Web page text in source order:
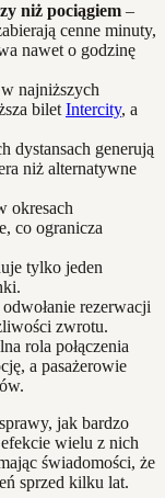
niż pociągiem –
cenne minuty,
nawet o godzinę
najniższych
bilet Intercity, a
dystansach generują
niż alternatywne
okresach
co ogranicza
tylko jeden
rezerwacji
zwrotu.
rola połączenia
a pasażerowie
jak bardzo
wielu z nich
świadomości, że
sprzed kilku lat.